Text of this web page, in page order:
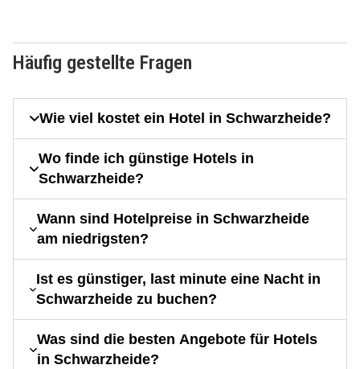
Häufig gestellte Fragen
Wie viel kostet ein Hotel in Schwarzheide?
Wo finde ich günstige Hotels in
Schwarzheide?
Wann sind Hotelpreise in Schwarzheide
am niedrigsten?
Ist es günstiger, last minute eine Nacht in
Schwarzheide zu buchen?
Was sind die besten Angebote für Hotels
in Schwarzheide?